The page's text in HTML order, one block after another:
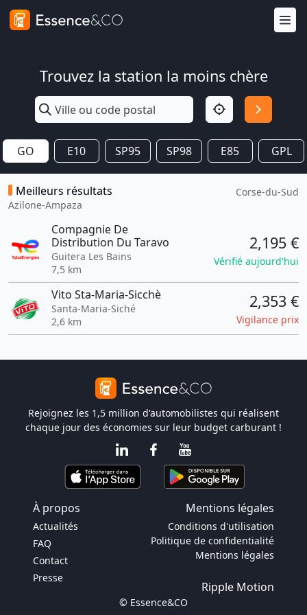
Trouvez la station la moins chère
GO E10 SP95 SP98 E85 GPL
Meilleurs résultats
Azilone-Ampaza
Corse-du-Sud
Compagnie De
Distribution Du Taravo
Guitera Les Bains
7,5 km
2,195 €
Vérifié aujourd'hui
Vito Sta-Maria-Sicchè
Santa-Maria-Siché
2,6 km
2,353 €
Vigilance prix
Rejoignez les 1,5 million d'automobilistes qui réalisent
chaque jour des économies sur leur budget carburant !
À propos Mentions légales
Actualités
FAQ
Contact
Presse
Conditions d'utilisation
Politique de confidentialité
Mentions légales
Ripple Motion
© Essence&CO